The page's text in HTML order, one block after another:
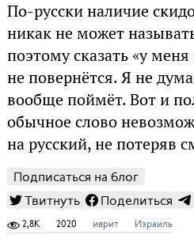
По-русски наличие
никак не может
поэтому сказать «у
не повернётся. Я не
вообще поймёт. Вот и
обычное слово
на русский, не потеряв
Подписаться на блог
Твитнуть
Поделиться
2,8K 2020 иврит Израиль